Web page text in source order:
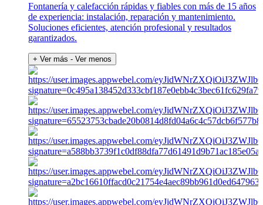
Fontanería y calefacción rápidas y fiables con más de 15 años
de experiencia: instalación, reparación y mantenimiento.
Soluciones eficientes, atención profesional y resultados
garantizados.
+ Ver más - Ver menos